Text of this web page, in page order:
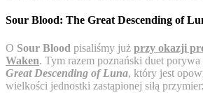
Sour Blood: The Great Descending of
O Sour Blood pisaliśmy już przy okazji
Waken. Tym razem poznański duet
Great Descending of Luna, który jest
wielkości jednostki zastąpionej siłą